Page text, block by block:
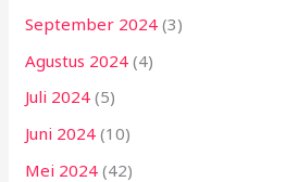
September 2024 (3)
Agustus 2024 (4)
Juli 2024 (5)
Juni 2024 (10)
Mei 2024 (42)